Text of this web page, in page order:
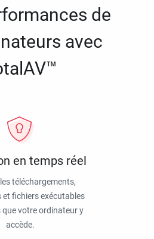
de
avec
en temps réel
téléchargements,
fichiers exécutables
votre ordinateur y
accède.